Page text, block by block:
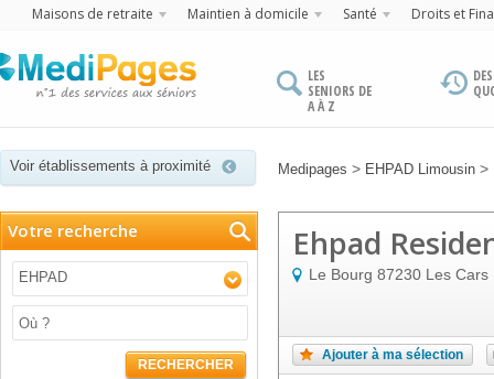
Maisons de retraite Maintien à domicile Santé Droits et
LES
SENIORS DE
A À Z
Voir établissements à proximité Medipages > EHPAD Limousin >
Votre recherche
EHPAD
RECHERCHER
Ehpad
Le Bourg 87230 Les Cars
Ajouter à ma sélection